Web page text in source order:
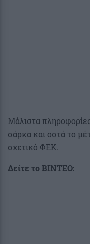
Μάλιστα
σάρκα και οστά το
σχετικό ΦΕΚ.
Δείτε το ΒΙΝΤΕΟ: